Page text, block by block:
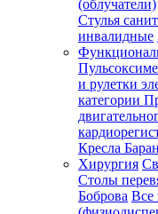
(облучатели)
Стулья
инвалидные
и рулетки
категории
Кресла
Хирургия
Столы
Боброва Все